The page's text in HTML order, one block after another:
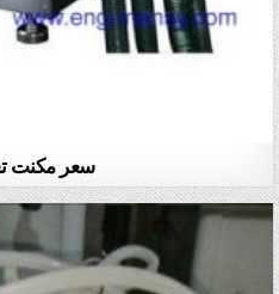
سعر مكنت